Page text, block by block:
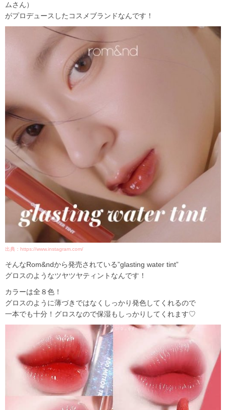
ムさん）
がプロデュースしたコスメブランドなんです！
出典：https://www.instagram.com/
そんなRom&ndから発売されている”glasting water tint”
グロスのようなツヤツヤティントなんです！
カラーは全８色！
グロスのように薄づきではなくしっかり発色してくれるので
一本でも十分！グロスなので保湿もしっかりしてくれます♡